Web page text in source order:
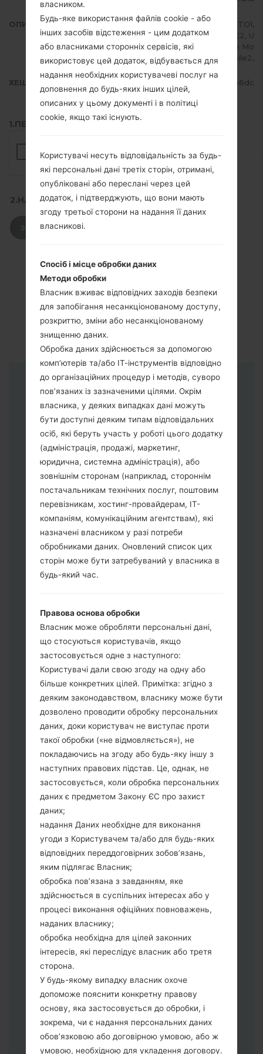
ОПИС
Claro, Movistar, TIGO, ETB, EXITO1,
EXITO2, UFF1, UFF2, U NE1, UNE2, U
NE3, UNE4, Virgin Mobile1, Virgin Mo
bile2,
ХЕШ 36935fb7cc13c9dbb89f9d43bc34b6dc
1.ПЕРЕВІРТИ НАЯВНІСТЬ RECAPTCHA
2.НАТИСНІТЬ, ЩОБ ЗАВАНТАЖИТИ
ЗАВАНТАЖИТИ
Інструкції
Завантажте на свій ПК:
Вам потрібно 1 (Вибрати 1 файл
прошивки тут) або 5 (Вибрати 5 файл
прошивки тут) файлів для прошивки:
AP: "System & Recovery"
CP: "Modem & Radio"
CSC_***: "Country & Region & Operator"
HOME_CSC_***: "Country & Region &
Operator"
Додайте усі файли у програму Odin 3.
Якщо ви хочете прошити телефон та
скинути до заводських налаштувань
оберіть CSC_***, у іншому випадку
виберіть HOME_CSC_*** для
збереження Ваших даних.
Тепер вимкніть пристрій і увійдіть у
"Download" режим. Усі методи як це
зробити:
Натисніть та утримуйти клавіші:
живлення, збільшення гучності та Bixbi.
Натисніть та утримуйте клавіші:
зменшення та збільшення гучності.
Підключивши телефон до ПК
використовуючи USB кабель.
Натисніть та утримуйти клавіші:
живлення, збільшення гучності та
додому.
Підключіть USB кабель та натисніть
клавіші: зменшення звуку та Bixbi.
Натисніть та утримуйти клавіші:
живлення та збільшення гучності.
Далі підключить телефон до ПК,
власником.
Будь-яке використання файлів cookie - або
інших засобів відстеження - цим додатком
або власниками сторонніх сервісів, які
використовує цей додаток, відбувається для
надання необхідних користувачеві послуг на
доповнення до будь-яких інших цілей,
описаних у цьому документі і в політиці
cookie, якщо такі існують.
Користувачі несуть відповідальність за будь-
які персональні дані третіх сторін, отримані,
опубліковані або переслані через цей
додаток, і підтверджують, що вони мають
згоду третьої сторони на надання її даних
власникові.
Спосіб і місце обробки даних
Методи обробки
Власник вживає відповідних заходів безпеки
для запобігання несанкціонованому доступу,
розкриттю, зміни або несанкціонованому
знищенню даних.
Обробка даних здійснюється за допомогою
комп’ютерів та/або ІТ-інструментів відповідно
до організаційних процедур і методів, суворо
пов’язаних із зазначеними цілями. Окрім
власника, у деяких випадках дані можуть
бути доступні деяким типам відповідальних
осіб, які беруть участь у роботі цього додатку
(адміністрація, продажі, маркетинг,
юридична, системна адміністрація), або
зовнішнім сторонам (наприклад, стороннім
постачальникам технічних послуг, поштовим
перевізникам, хостинг-провайдерам, ІТ-
компаніям, комунікаційним агентствам), які
назначені власником у разі потреби
обробниками даних. Оновлений список цих
сторін може бути затребуваний у власника в
будь-який час.
Правова основа обробки
Власник може обробляти персональні дані,
що стосуються користувачів, якщо
застосовується одне з наступного:
Користувачі дали свою згоду на одну або
більше конкретних цілей. Примітка: згідно з
деяким законодавством, власнику може бути
дозволено проводити обробку персональних
даних, доки користувач не виступає проти
такої обробки («не відмовляється»), не
покладаючись на згоду або будь-яку іншу з
наступних правових підстав. Це, однак, не
застосовується, коли обробка персональних
даних є предметом Закону ЄС про захист
даних;
надання Даних необхідне для виконання
угоди з Користувачем та/або для будь-яких
відповідних переддоговірних зобов’язань,
яким підлягає Власник;
обробка пов’язана з завданням, яке
здійснюється в суспільних інтересах або у
процесі виконання офіційних повноважень,
наданих власнику;
обробка необхідна для цілей законних
інтересів, які переслідує власник або третя
сторона.
У будь-якому випадку власник охоче
допоможе пояснити конкретну правову
основу, яка застосовується до обробки, і
зокрема, чи є надання персональних даних
обов’язковою або договірною умовою, або ж
умовою, необхідною для укладення договору.